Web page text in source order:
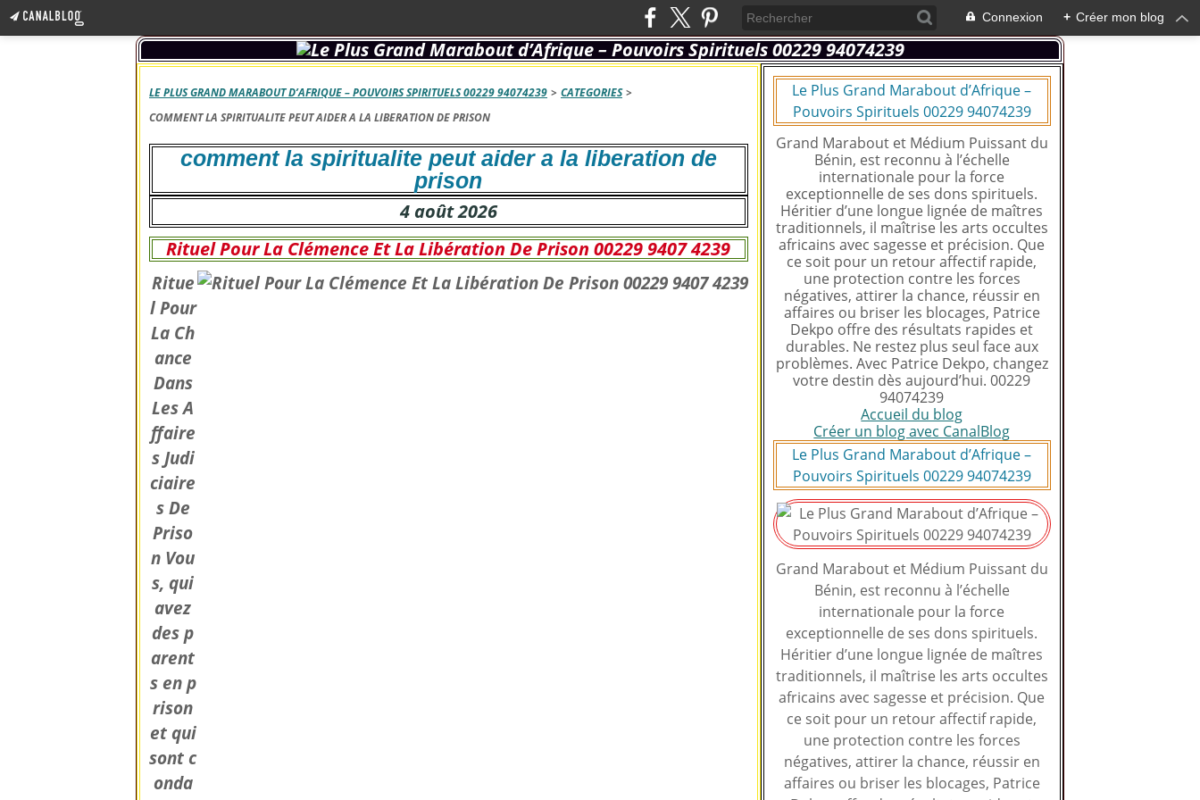
Connexion + Créer mon blog
LE PLUS GRAND MARABOUT D’AFRIQUE – POUVOIRS SPIRITUELS 00229 94074239 > CATEGORIES >
COMMENT LA SPIRITUALITE PEUT AIDER A LA LIBERATION DE PRISON
comment la spiritualite peut aider a la liberation de
prison
4 août 2026
Rituel Pour La Clémence Et La Libération De Prison 00229 9407 4239
Ritue
l Pour
La Ch
ance
Dans
Les A
ffaire
s Judi
ciaire
s De
Priso
n Vou
s, qui
avez
des p
arent
s en p
rison
et qui
sont c
onda
Le Plus Grand Marabout d’Afrique –
Pouvoirs Spirituels 00229 94074239
Grand Marabout et Médium Puissant du
Bénin, est reconnu à l’échelle
internationale pour la force
exceptionnelle de ses dons spirituels.
Héritier d’une longue lignée de maîtres
traditionnels, il maîtrise les arts occultes
africains avec sagesse et précision. Que
ce soit pour un retour affectif rapide,
une protection contre les forces
négatives, attirer la chance, réussir en
affaires ou briser les blocages, Patrice
Dekpo offre des résultats rapides et
durables. Ne restez plus seul face aux
problèmes. Avec Patrice Dekpo, changez
votre destin dès aujourd’hui. 00229
94074239
Accueil du blog
Créer un blog avec CanalBlog
Le Plus Grand Marabout d’Afrique –
Pouvoirs Spirituels 00229 94074239
Grand Marabout et Médium Puissant du
Bénin, est reconnu à l’échelle
internationale pour la force
exceptionnelle de ses dons spirituels.
Héritier d’une longue lignée de maîtres
traditionnels, il maîtrise les arts occultes
africains avec sagesse et précision. Que
ce soit pour un retour affectif rapide,
une protection contre les forces
négatives, attirer la chance, réussir en
affaires ou briser les blocages, Patrice